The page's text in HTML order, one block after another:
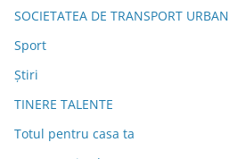
SOCIETATEA DE TRANSPORT URBAN
Sport
Știri
TINERE TALENTE
Totul pentru casa ta